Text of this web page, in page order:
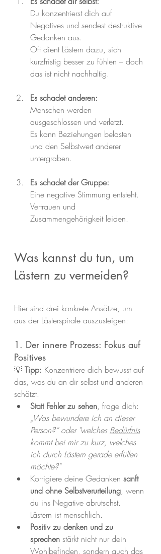
Du konzentrierst dich auf
Negatives und sendest destruktive
Gedanken aus.
Oft dient Lästern dazu, sich
kurzfristig besser zu fühlen – doch
das ist nicht nachhaltig.
Es schadet anderen:
Menschen werden
ausgeschlossen und verletzt.
Es kann Beziehungen belasten
und den Selbstwert anderer
untergraben.
Es schadet der Gruppe:
Eine negative Stimmung entsteht.
Vertrauen und
Zusammengehörigkeit leiden.
Was kannst du tun, um
Lästern zu vermeiden?
Hier sind drei konkrete Ansätze, um
aus der Lästerspirale auszusteigen:
1. Der innere Prozess: Fokus auf
Positives
💡 Tipp: Konzentriere dich bewusst auf
das, was du an dir selbst und anderen
schätzt.
Statt Fehler zu sehen, frage dich:
„Was bewundere ich an dieser
Person?“ oder "welches Bedürfnis
kommt bei mir zu kurz, welches
ich durch Lästern gerade erfüllen
möchte?"
Korrigiere deine Gedanken sanft
und ohne Selbstverurteilung, wenn
du ins Negative abrutschst.
Lästern ist menschlich.
Positiv zu denken und zu
sprechen stärkt nicht nur dein
Wohlbefinden, sondern auch das